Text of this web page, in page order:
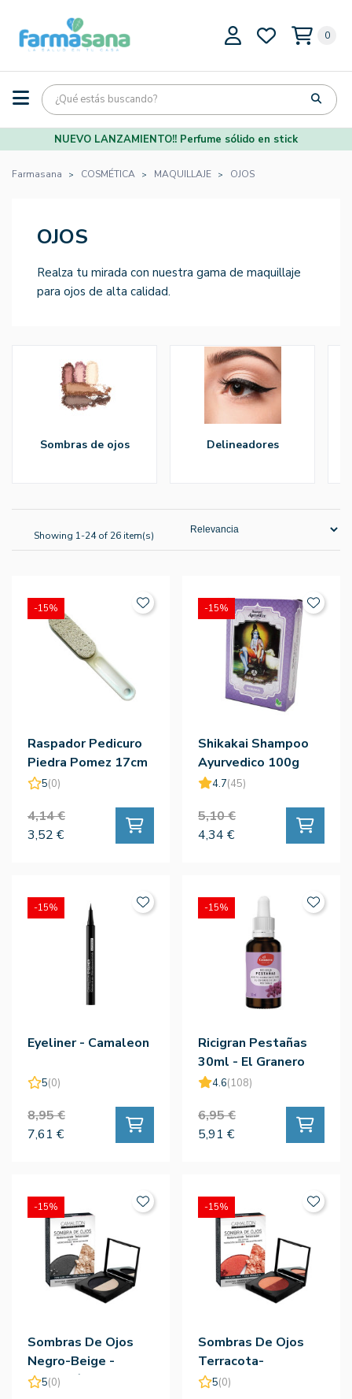
0
NUEVO LANZAMIENTO!! Perfume sólido en stick
Farmasana COSMÉTICA MAQUILLAJE OJOS
OJOS
Realza tu mirada con nuestra gama de maquillaje
para ojos de alta calidad.
sombras de ojos delineadores
Showing 1-24 of 26 item(s)
Raspador Pedicuro
Piedra Pomez 17cm
5(0)
4,14 €
3,52 €
-15%
Shikakai Shampoo
Ayurvedico 100g
4.7(45)
5,10 €
4,34 €
-15%
Eyeliner - Camaleon
5(0)
8,95 €
7,61 €
-15%
Ricigran Pestañas
30ml - El Granero
4.6(108)
6,95 €
5,91 €
-15%
Sombras De Ojos
Negro-Beige -
Camaleón
5(0)
-15%
Sombras De Ojos
Terracota-
Melocoton -
5(0)
-15%